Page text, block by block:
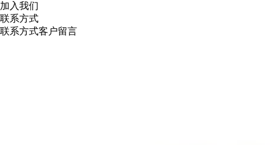
加入我们
联系方式
联系方式客户留言